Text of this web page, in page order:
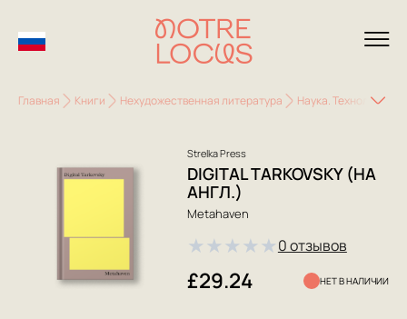
Главная Книги Нехудожественная литература Наука. Технологии. IT
Strelka Press
DIGITAL TARKOVSKY (НА
АНГЛ.)
Metahaven
★★★★★0 отзывов
£29.24 НЕТ В НАЛИЧИИ